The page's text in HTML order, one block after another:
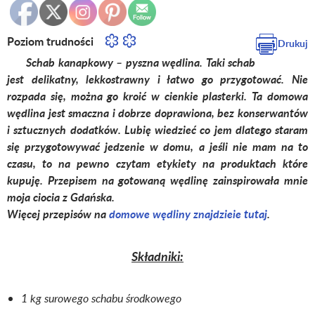
Drukuj
Poziom trudności
Schab kanapkowy – pyszna wędlina. Taki schab
jest delikatny, lekkostrawny i łatwo go przygotować. Nie
rozpada się, można go kroić w cienkie plasterki. Ta domowa
wędlina jest smaczna i dobrze doprawiona, bez konserwantów
i sztucznych dodatków. Lubię wiedzieć co jem dlatego staram
się przygotowywać jedzenie w domu, a jeśli nie mam na to
czasu, to na pewno czytam etykiety na produktach które
kupuję. Przepisem na gotowaną wędlinę zainspirowała mnie
moja ciocia z Gdańska.
Więcej przepisów nadomowe wędliny znajdzieie tutaj.
Składniki:
1 kg surowego schabu środkowego